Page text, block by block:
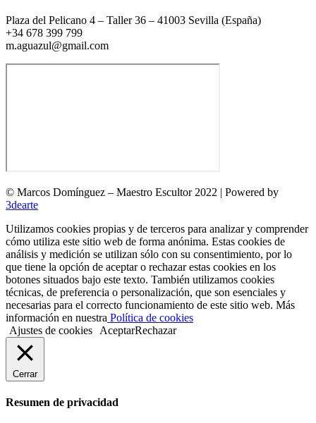
Plaza del Pelicano 4 – Taller 36 – 41003 Sevilla (España)
+34 678 399 799
m.aguazul@gmail.com
© Marcos Domínguez – Maestro Escultor 2022 | Powered by
3dearte
Utilizamos cookies propias y de terceros para analizar y comprender
cómo utiliza este sitio web de forma anónima. Estas cookies de
análisis y medición se utilizan sólo con su consentimiento, por lo
que tiene la opción de aceptar o rechazar estas cookies en los
botones situados bajo este texto. También utilizamos cookies
técnicas, de preferencia o personalización, que son esenciales y
necesarias para el correcto funcionamiento de este sitio web. Más
información en nuestra Política de cookies
Ajustes de cookies
AceptarRechazar
Cerrar
Resumen de privacidad